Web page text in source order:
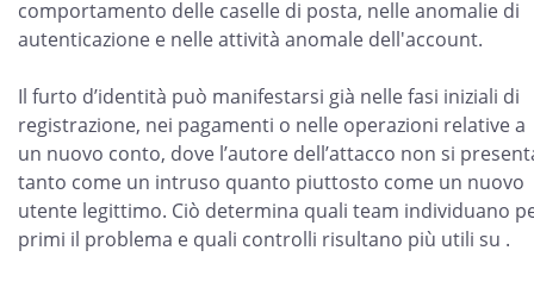
comportamento delle caselle di posta, nelle anomalie di
autenticazione e nelle attività anomale dell'account.
Il furto d’identità può manifestarsi già nelle fasi iniziali di
registrazione, nei pagamenti o nelle operazioni relative a
un nuovo conto, dove l’autore dell’attacco non si
tanto come un intruso quanto piuttosto come un nuovo
utente legittimo. Ciò determina quali team individuano
primi il problema e quali controlli risultano più utili su .